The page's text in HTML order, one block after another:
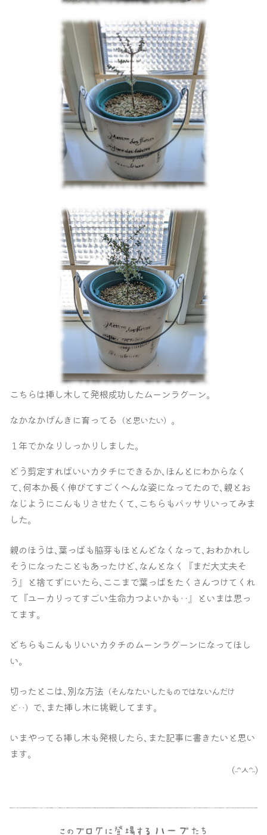
こちらは挿し木して発根成功したムーンラグーン｡
なかなかげんきに育ってる （と思いたい） ｡
１年でかなりしっかりしました｡
どう剪定すればいいカタチにできるか､ほんとにわからなく
て､何本か長く伸びてすごくへんな姿になってたので､親とお
なじようにこんもりさせたくて､こちらもバッサリいってみま
した｡
親のほうは､葉っぱも脇芽もほとんどなくなって､おわかれし
そうになったこともあったけど､なんとなく『まだ大丈夫そ
う』と捨てずにいたら､ここまで葉っぱをたくさんつけてくれ
て『ユーカリってすごい生命力つよいかも‥』といまは思っ
てます｡
どちらもこんもりいいカタチのムーンラグーンになってほし
い｡
切ったとこは､別な方法 （そんなたいしたものではないんだけ
ど‥） で､また挿し木に挑戦してます｡
いまやってる挿し木も発根したら､また記事に書きたいと思い
ます｡
(˶ᵔㅅᵔ˶)